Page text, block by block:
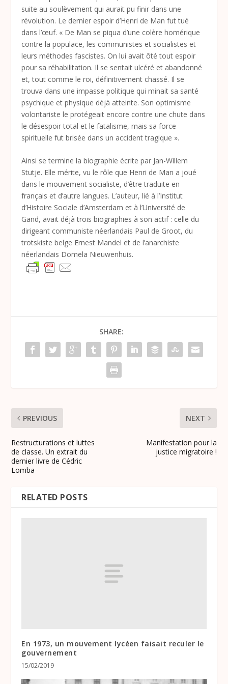
suite au soulèvement qui aurait pu finir dans une
révolution. Le dernier espoir d’Henri de Man fut tué
dans l’œuf. « De Man se piqua d’une colère homérique
contre la populace, les communistes et socialistes et
leurs méthodes fascistes. On lui avait ôté tout espoir
pour sa réhabilitation. Il se sentait ulcéré et abandonné
et, tout comme le roi, définitivement chassé. Il se
trouva dans une impasse politique qui minait sa santé
psychique et physique déjà atteinte. Son optimisme
volontariste le protégeait encore contre une chute dans
le désespoir total et le fatalisme, mais sa force
spirituelle fut brisée dans un accident tragique ».
Ainsi se termine la biographie écrite par Jan-Willem
Stutje. Elle mérite, vu le rôle que Henri de Man a joué
dans le mouvement socialiste, d’être traduite en
français et d’autre langues. L’auteur, lié à l’Institut
d’Histoire Sociale d’Amsterdam et à l’Université de
Gand, avait déjà trois biographies à son actif : celle du
dirigeant communiste néerlandais Paul de Groot, du
trotskiste belge Ernest Mandel et de l’anarchiste
néerlandais Domela Nieuwenhuis.
SHARE:
PREVIOUS
Restructurations et luttes
de classe. Un extrait du
dernier livre de Cédric
Lomba
NEXT
Manifestation pour la
justice migratoire !
RELATED POSTS
En 1973, un mouvement lycéen faisait reculer le
gouvernement
15/02/2019